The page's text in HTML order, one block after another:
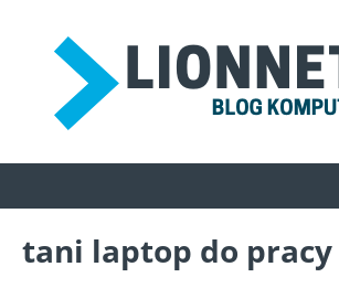
tani laptop do pracy